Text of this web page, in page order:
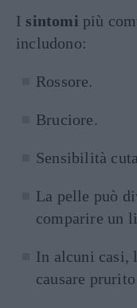
I sintomi più
includono:
Rossore.
Bruciore.
Sensibilità
La pelle può
comparire un
In alcuni casi,
causare